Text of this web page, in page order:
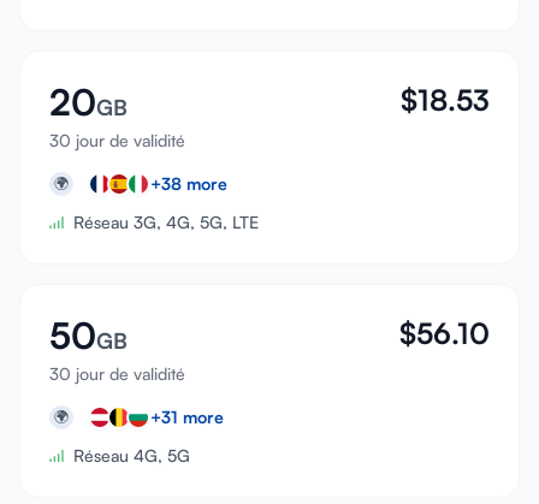
20GB
30 jour de validité
$18.53
🌍 +38 more
Réseau 3G, 4G, 5G, LTE
50GB
30 jour de validité
$56.10
🌍 +31 more
Réseau 4G, 5G